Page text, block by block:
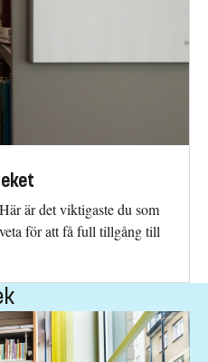
är det viktigaste du som
för att få full tillgång till